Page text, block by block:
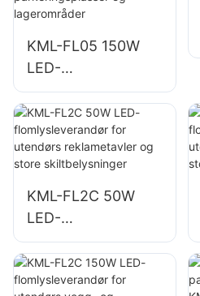
åpne områder
KML-FL05 150W
LED-
flomlysleverandør
for belysning av
parkeringsplasser
og lagerområder
KML-FL2C 50W
LED-
flomlysleverandør
for utendørs
reklametavler og